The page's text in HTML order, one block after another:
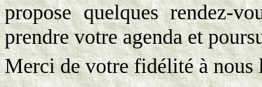
propose quelques rendez-
prendre votre agenda et
Merci de votre fidélité à